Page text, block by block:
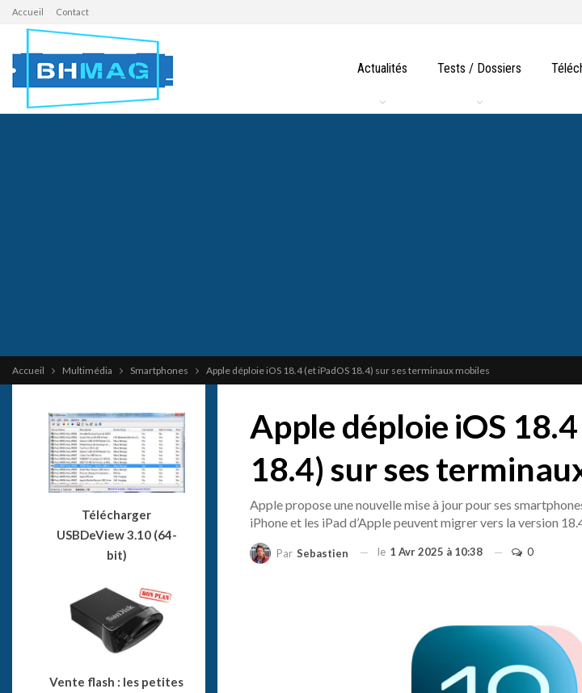
Accueil Contact
Actualités Tests / Dossiers
Accueil Multimédia Smartphones Apple déploie iOS 18.4 (et iPadOS 18.4) sur ses terminaux mobiles
Apple déploie iOS
18.4) sur ses
Apple propose une nouvelle mise à jour pour ses
iPhone et les iPad d’Apple peuvent migrer vers la version
Par Sebastien le 1 Avr 2025 à 10:38 0
Télécharger
USBDeView 3.10 (64-
bit)
Vente flash : les petites